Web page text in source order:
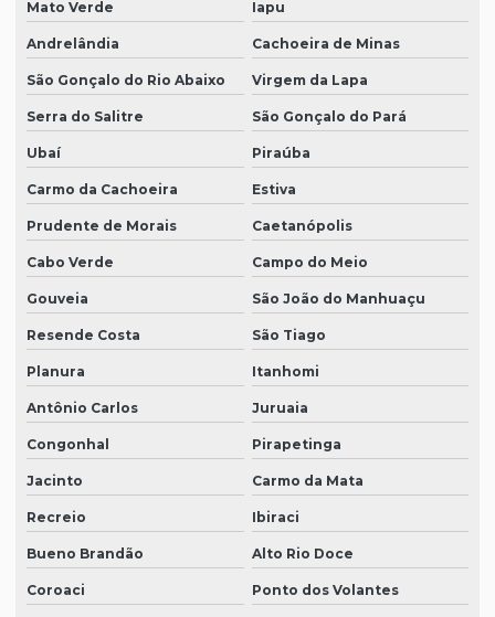
Mato Verde Iapu
Andrelândia Cachoeira de Minas
São Gonçalo do Rio Abaixo Virgem da Lapa
Serra do Salitre São Gonçalo do Pará
Ubaí Piraúba
Carmo da Cachoeira Estiva
Prudente de Morais Caetanópolis
Cabo Verde Campo do Meio
Gouveia São João do Manhuaçu
Resende Costa São Tiago
Planura Itanhomi
Antônio Carlos Juruaia
Congonhal Pirapetinga
Jacinto Carmo da Mata
Recreio Ibiraci
Bueno Brandão Alto Rio Doce
Coroaci Ponto dos Volantes